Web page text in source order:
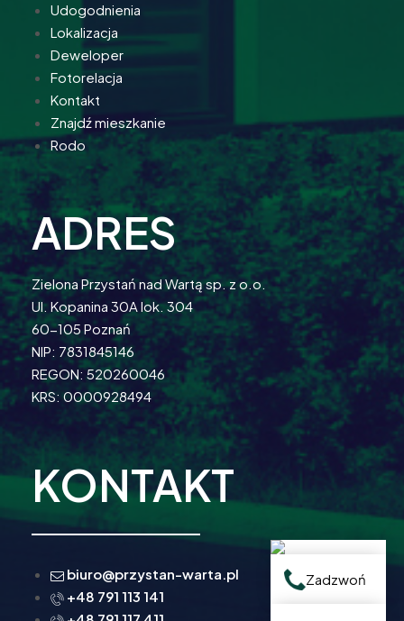
Udogodnienia
Lokalizacja
Deweloper
Fotorelacja
Kontakt
Znajdź mieszkanie
Rodo
ADRES
Zielona Przystań nad Wartą sp. z o.o.
Ul. Kopanina 30A lok. 304
60-105 Poznań
NIP: 7831845146
REGON: 520260046
KRS: 0000928494
KONTAKT
biuro@przystan-warta.pl
+48 791 113 141
Zadzwoń